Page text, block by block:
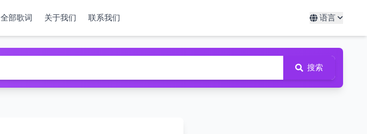
全部歌词 关于我们 联系我们 语言
搜索